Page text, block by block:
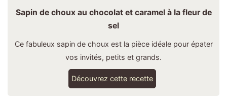
Sapin de choux au chocolat et caramel à la fleur de
sel
Ce fabuleux sapin de choux est la pièce idéale pour épater
vos invités, petits et grands.
Découvrez cette recette